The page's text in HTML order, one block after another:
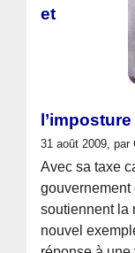
et
31 août 2009, par
Avec sa taxe
gouvernement
soutiennent la
nouvel